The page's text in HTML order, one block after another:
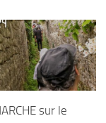
sur le